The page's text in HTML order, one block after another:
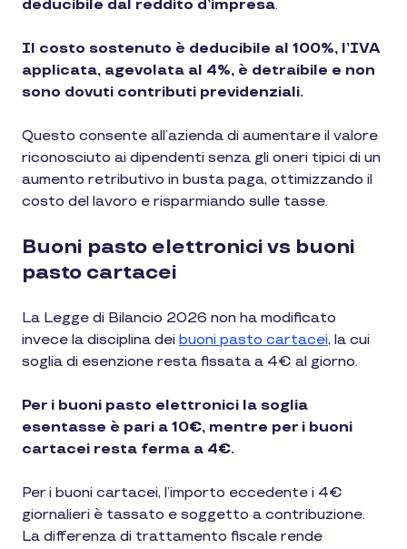
deducibile dal reddito d’impresa.
Il costo sostenuto è deducibile al 100%, l’IVA
applicata, agevolata al 4%, è detraibile e non
sono dovuti contributi previdenziali.
Questo consente all’azienda di aumentare il valore
riconosciuto ai dipendenti senza gli oneri tipici di un
aumento retributivo in busta paga, ottimizzando il
costo del lavoro e risparmiando sulle tasse.
Buoni pasto elettronici vs buoni
pasto cartacei
La Legge di Bilancio 2026 non ha modificato
invece la disciplina dei buoni pasto cartacei, la cui
soglia di esenzione resta fissata a 4€ al giorno.
Per i buoni pasto elettronici la soglia
esentasse è pari a 10€, mentre per i buoni
cartacei resta ferma a 4€.
Per i buoni cartacei, l’importo eccedente i 4€
giornalieri è tassato e soggetto a contribuzione.
La differenza di trattamento fiscale rende